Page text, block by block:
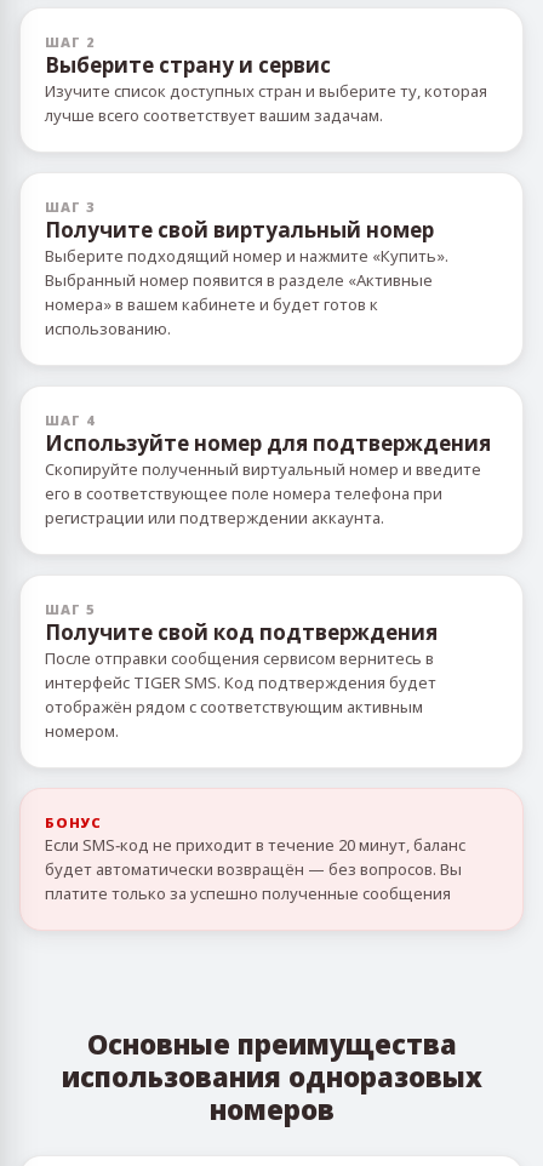
ШАГ 2
Выберите страну и сервис
Изучите список доступных стран и выберите ту, которая
лучше всего соответствует вашим задачам.
ШАГ 3
Получите свой виртуальный номер
Выберите подходящий номер и нажмите «Купить».
Выбранный номер появится в разделе «Активные
номера» в вашем кабинете и будет готов к
использованию.
ШАГ 4
Используйте номер для подтверждения
Скопируйте полученный виртуальный номер и введите
его в соответствующее поле номера телефона при
регистрации или подтверждении аккаунта.
ШАГ 5
Получите свой код подтверждения
После отправки сообщения сервисом вернитесь в
интерфейс TIGER SMS. Код подтверждения будет
отображён рядом с соответствующим активным
номером.
БОНУС
Если SMS‑код не приходит в течение 20 минут, баланс
будет автоматически возвращён — без вопросов. Вы
платите только за успешно полученные сообщения
Основные преимущества
использования одноразовых
номеров